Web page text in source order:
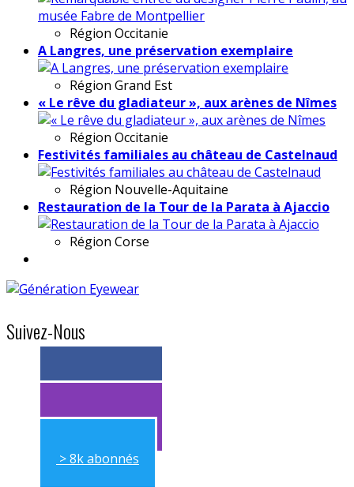
Région Occitanie
A Langres, une préservation exemplaire
Région Grand Est
« Le rêve du gladiateur », aux arènes de Nîmes
Région Occitanie
Festivités familiales au château de Castelnaud
Région Nouvelle-Aquitaine
Restauration de la Tour de la Parata à Ajaccio
Région Corse
Suivez-Nous
> 11k abonnés
> 11k abonnés
> 8k abonnés